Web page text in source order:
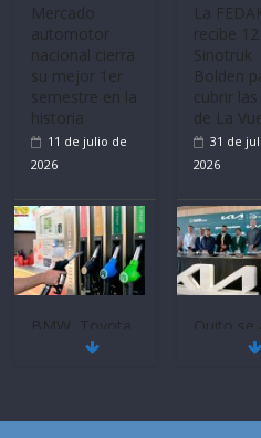
Mercado
automotor
nacional cierra
su mejor 1er
semestre en la
historia
11 de julio de
2026
BMW, Toyota,
Bosch y
La
recibe 12
Sinotruk
Bolden
cubrir
de La
31 de
2026
Quito se
para un